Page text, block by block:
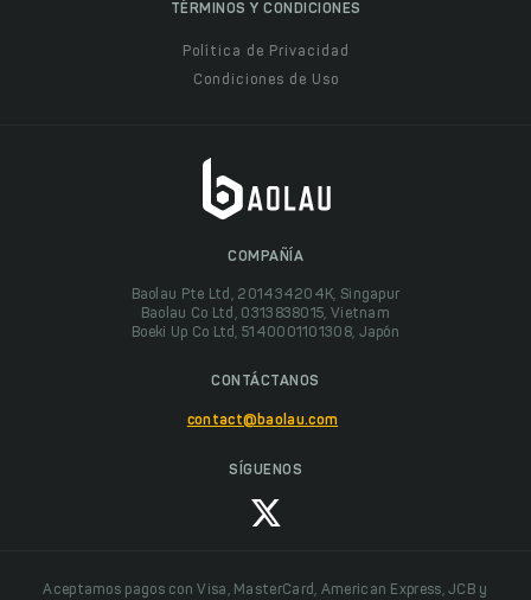
TÉRMINOS Y CONDICIONES
Política de Privacidad
Condiciones de Uso
COMPAÑÍA
Baolau Pte Ltd, 201434204K, Singapur
Baolau Co Ltd, 0313838015, Vietnam
Boeki Up Co Ltd, 5140001101308, Japón
CONTÁCTANOS
contact@baolau.com
SÍGUENOS
Aceptamos pagos con Visa, MasterCard, American Express, JCB y